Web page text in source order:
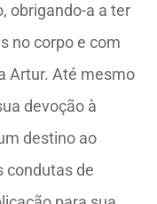
obrigando-a a ter
no corpo e com
Artur. Até mesmo
devoção à
destino ao
condutas de